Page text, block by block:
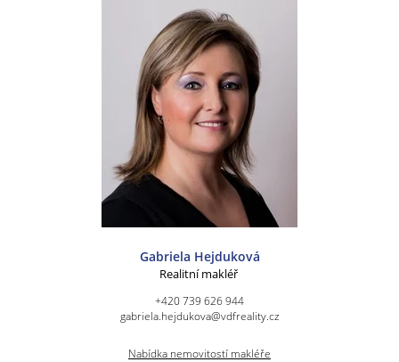
Gabriela Hejduková
Realitní makléř
+420 739 626 944
gabriela.hejdukova@vdfreality.cz
Nabídka nemovitostí makléře